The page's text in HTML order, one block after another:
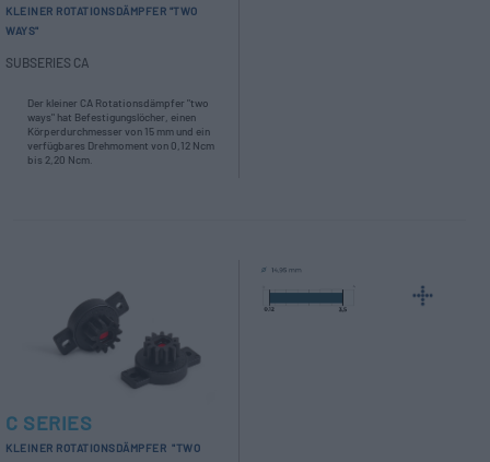
KLEINER ROTATIONSDÄMPFER "TWO
WAYS"
SUBSERIES CA
Der kleiner CA Rotationsdämpfer "two
ways" hat Befestigungslöcher, einen
Körperdurchmesser von 15 mm und ein
verfügbares Drehmoment von 0,12 Ncm
bis 2,20 Ncm.
C SERIES
KLEINER ROTATIONSDÄMPFER "TWO